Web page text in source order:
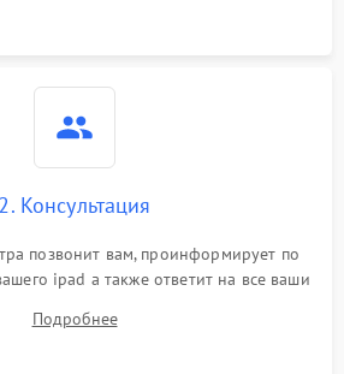
2. Консультация
позвонит вам, проинформирует по
ipad а также ответит на все ваши
Подробнее